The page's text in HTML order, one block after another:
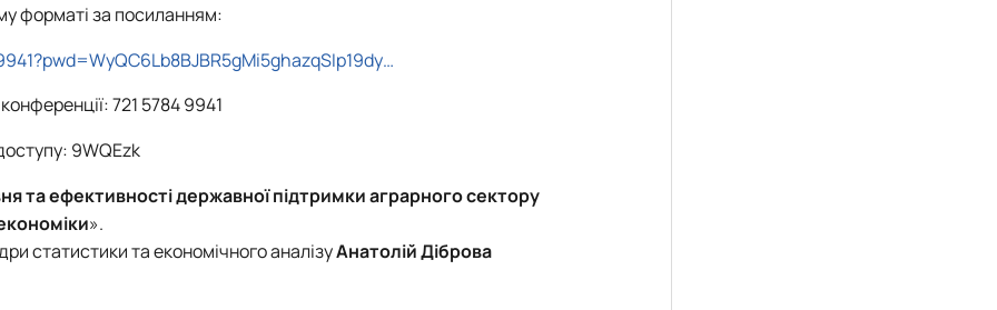
форматі за посиланням:
721 5784 9941
9WQEzk
та ефективності державної підтримки аграрного сектору
».
статистики та економічного аналізуАнатолій Діброва